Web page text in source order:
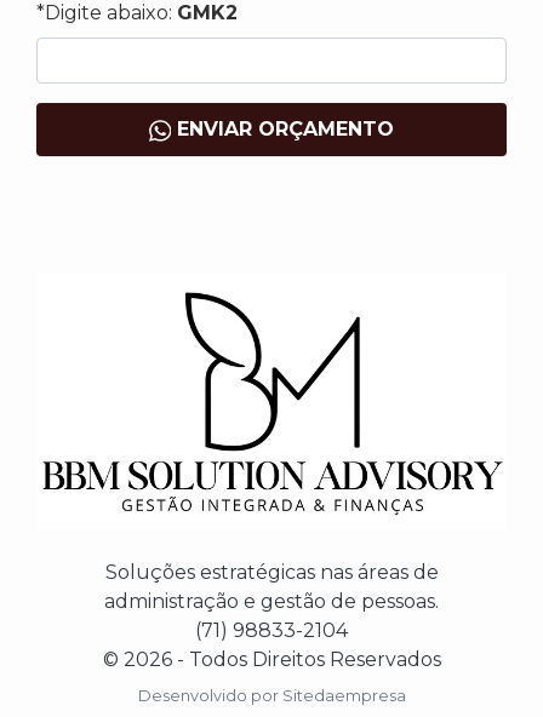
*Digite abaixo: GMK2
ENVIAR ORÇAMENTO
Soluções estratégicas nas áreas de
administração e gestão de pessoas.
(71) 98833-2104
© 2026 - Todos Direitos Reservados
Desenvolvido por Sitedaempresa